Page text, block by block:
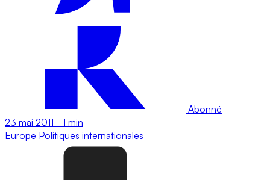
Abonné
23 mai 2011 - 1 min
Europe Politiques internationales